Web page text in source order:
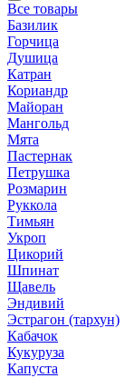
Все товары
Базилик
Горчица
Душица
Катран
Кориандр
Майоран
Мангольд
Мята
Пастернак
Петрушка
Розмарин
Руккола
Тимьян
Укроп
Цикорий
Шпинат
Щавель
Эндивий
Эстрагон (тархун)
Кабачок
Кукуруза
Капуста